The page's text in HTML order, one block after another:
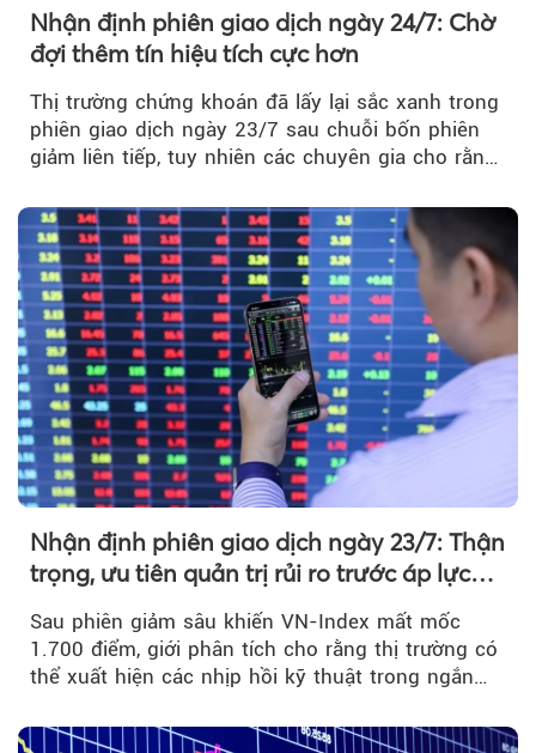
Nhận định phiên giao dịch ngày 24/7: Chờ
đợi thêm tín hiệu tích cực hơn
Thị trường chứng khoán đã lấy lại sắc xanh trong
phiên giao dịch ngày 23/7 sau chuỗi bốn phiên
giảm liên tiếp, tuy nhiên các chuyên gia cho rằng
Nhận định phiên giao dịch ngày 23/7: Thận
trọng, ưu tiên quản trị rủi ro trước áp lực
Sau phiên giảm sâu khiến VN-Index mất mốc
1.700 điểm, giới phân tích cho rằng thị trường có
thể xuất hiện các nhịp hồi kỹ thuật trong ngắn